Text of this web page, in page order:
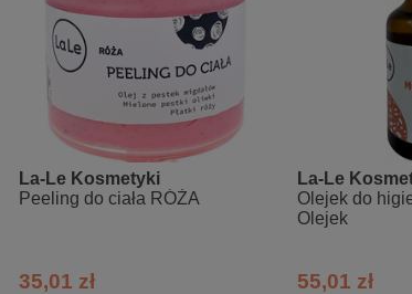
La-Le Kosmetyki
Peeling do ciała RÓŻA
35,01 zł
La-Le
Olejek do
Olejek
55,01 zł